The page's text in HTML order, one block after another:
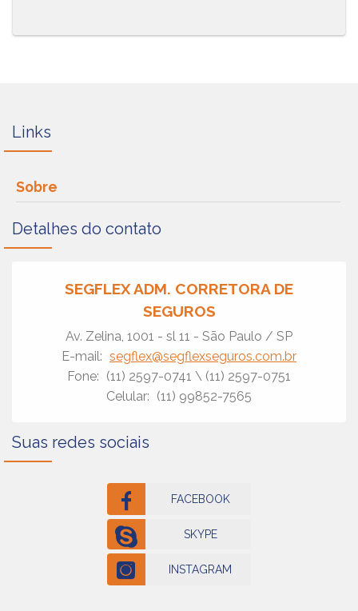
Links
Sobre
Detalhes do contato
SEGFLEX ADM. CORRETORA DE
SEGUROS
Av. Zelina, 1001 - sl 11 - São Paulo / SP
E-mail: segflex@segflexseguros.com.br
Fone: (11) 2597-0741 \ (11) 2597-0751
Celular: (11) 99852-7565
Suas redes sociais
FACEBOOK
SKYPE
INSTAGRAM